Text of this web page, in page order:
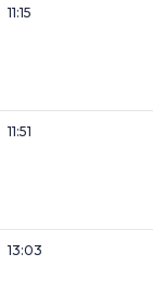
11:15
11:51
13:03